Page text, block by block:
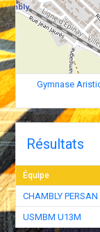
Gymnase
Résultats
Équipe
CHAMBLY PERSAN
USMBM U13M